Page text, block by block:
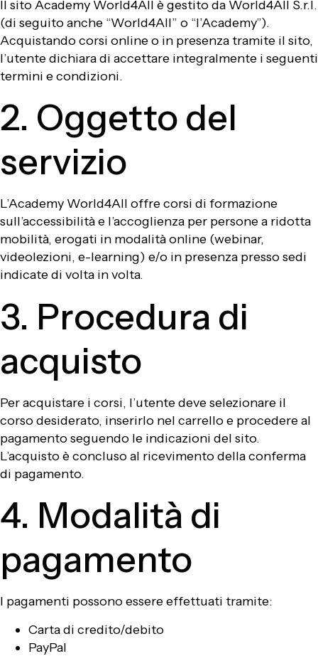
Il sito Academy World4All è gestito da World4All S.r.l.
(di seguito anche “World4All” o “l’Academy”).
Acquistando corsi online o in presenza tramite il sito,
l’utente dichiara di accettare integralmente i seguenti
termini e condizioni.
2. Oggetto del
servizio
L’Academy World4All offre corsi di formazione
sull’accessibilità e l’accoglienza per persone a ridotta
mobilità, erogati in modalità online (webinar,
videolezioni, e-learning) e/o in presenza presso sedi
indicate di volta in volta.
3. Procedura di
acquisto
Per acquistare i corsi, l’utente deve selezionare il
corso desiderato, inserirlo nel carrello e procedere al
pagamento seguendo le indicazioni del sito.
L’acquisto è concluso al ricevimento della conferma
di pagamento.
4. Modalità di
pagamento
I pagamenti possono essere effettuati tramite:
Carta di credito/debito
PayPal